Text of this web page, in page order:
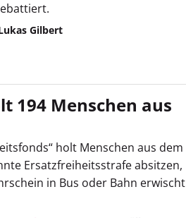
Gilbert
194 Menschen aus
holt Menschen aus dem
Ersatzfreiheitsstrafe absitzen,
in Bus oder Bahn erwischt